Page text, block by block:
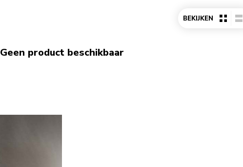
BEKIJKEN
Geen product beschikbaar